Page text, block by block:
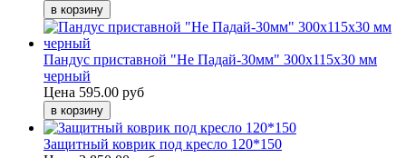
Пандус приставной "Не Падай-30мм" 300х115х30 мм
черный
Цена 595.00 руб
Защитный коврик под кресло 120*150